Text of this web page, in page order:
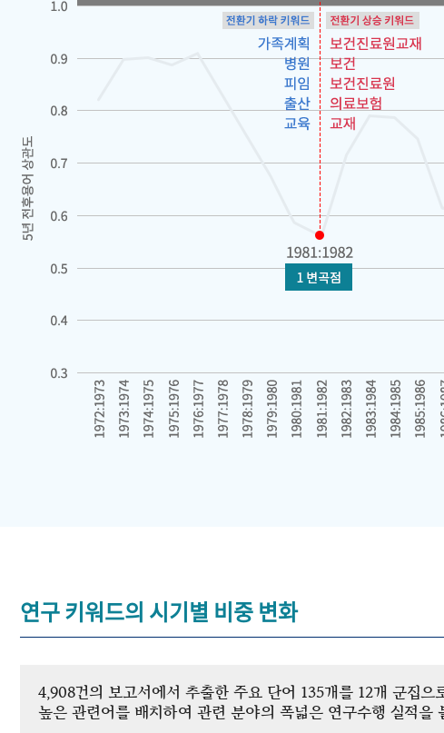
연구 키워드의 시기별 비중 변화
4,908건의 보고서에서 추출한 주요 단어 135개를 12개 군집
높은 관련어를 배치하여 관련 분야의 폭넓은 연구수행 실적을